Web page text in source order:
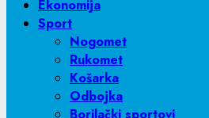
Ekonomija
Sport
Nogomet
Rukomet
Košarka
Odbojka